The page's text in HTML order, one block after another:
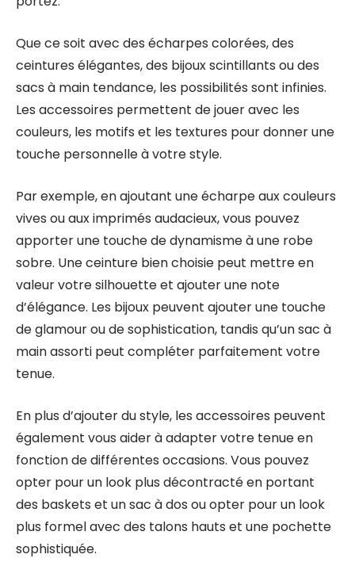
Que ce soit avec des écharpes colorées, des
ceintures élégantes, des bijoux scintillants ou des
sacs à main tendance, les possibilités sont infinies.
Les accessoires permettent de jouer avec les
couleurs, les motifs et les textures pour donner une
touche personnelle à votre style.
Par exemple, en ajoutant une écharpe aux couleurs
vives ou aux imprimés audacieux, vous pouvez
apporter une touche de dynamisme à une robe
sobre. Une ceinture bien choisie peut mettre en
valeur votre silhouette et ajouter une note
d’élégance. Les bijoux peuvent ajouter une touche
de glamour ou de sophistication, tandis qu’un sac à
main assorti peut compléter parfaitement votre
tenue.
En plus d’ajouter du style, les accessoires peuvent
également vous aider à adapter votre tenue en
fonction de différentes occasions. Vous pouvez
opter pour un look plus décontracté en portant
des baskets et un sac à dos ou opter pour un look
plus formel avec des talons hauts et une pochette
sophistiquée.